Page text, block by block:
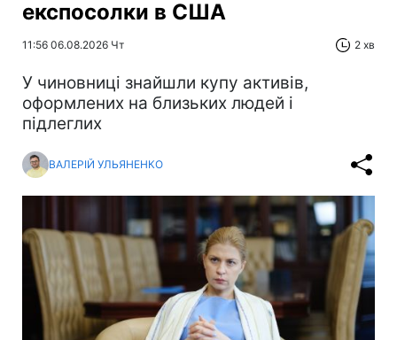
експосолки в США
11:56 06.08.2026 Чт 2 хв
У чиновниці знайшли купу активів,
оформлених на близьких людей і
підлеглих
ВАЛЕРІЙ УЛЬЯНЕНКО